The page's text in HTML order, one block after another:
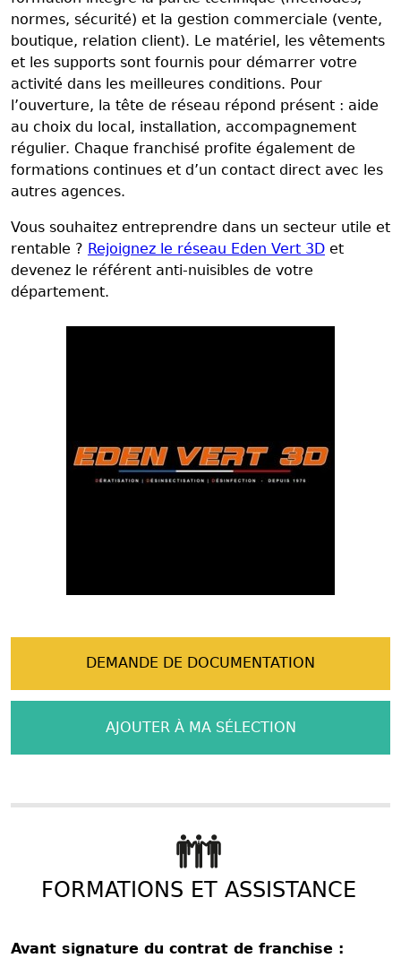
normes, sécurité) et la gestion commerciale (vente,
boutique, relation client). Le matériel, les vêtements
et les supports sont fournis pour démarrer votre
activité dans les meilleures conditions. Pour
l’ouverture, la tête de réseau répond présent : aide
au choix du local, installation, accompagnement
régulier. Chaque franchisé profite également de
formations continues et d’un contact direct avec les
autres agences.
Vous souhaitez entreprendre dans un secteur utile et
rentable ? Rejoignez le réseau Eden Vert 3D et
devenez le référent anti-nuisibles de votre
département.
DEMANDE DE DOCUMENTATION
AJOUTER À MA SÉLECTION
FORMATIONS ET ASSISTANCE
Avant signature du contrat de franchise :